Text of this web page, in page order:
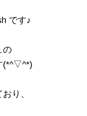
です♪
の
(*^▽^*)
り、